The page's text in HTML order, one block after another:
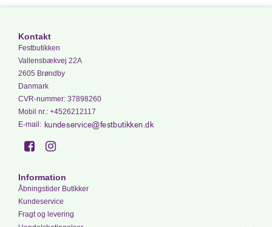
Kontakt
Festbutikken
Vallensbækvej 22A
2605 Brøndby
Danmark
CVR-nummer: 37898260
Mobil nr.: +4526212117
E-mail :
Information
Åbningstider Butikker
Kundeservice
Fragt og levering